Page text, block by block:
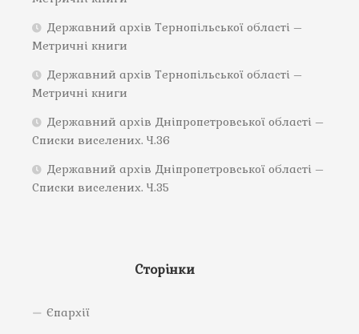
Державний архів Тернопільської області –
Метричні книги
Державний архів Тернопільської області –
Метричні книги
Державний архів Дніпропетровської області –
Списки виселених. Ч.36
Державний архів Дніпропетровської області –
Списки виселених. Ч.35
Сторінки
Єпархії